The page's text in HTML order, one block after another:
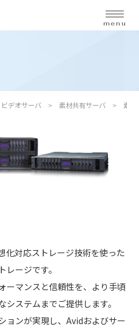
menu
デオサーバ 素材共有サーバ 素材
化対応ストレージ技術を使った
ージです。
ーマンスと信頼性を、より手頃
ステムまでご提供します。
ョンが実現し、Avidおよびサー